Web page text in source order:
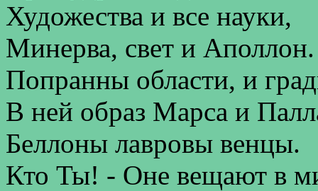
Художества и все науки,
Минерва, свет и Аполлон.
Попранны области, и
В ней образ Марса и
Беллоны лавровы венцы.
Кто Ты! - Оне вещают в